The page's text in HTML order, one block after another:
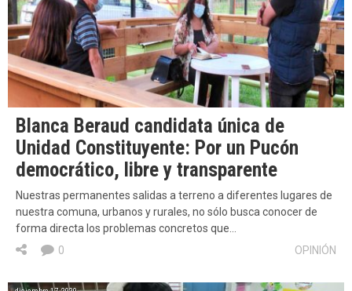
Blanca Beraud candidata única de
Unidad Constituyente: Por un Pucón
democrático, libre y transparente
Nuestras permanentes salidas a terreno a diferentes lugares de
nuestra comuna, urbanos y rurales, no sólo busca conocer de
forma directa los problemas concretos que…
OPINIÓN
0